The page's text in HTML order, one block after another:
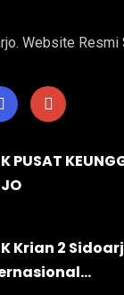
Website Resmi
PUSAT
Krian 2